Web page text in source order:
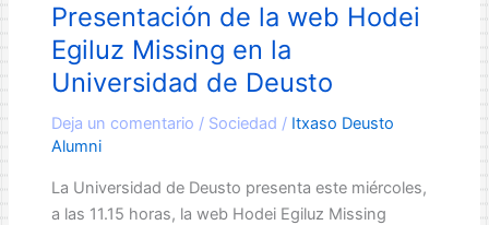
“Comparte
Presentación de la web Hodei
Egiluz Missing en la
Universidad de Deusto
Deja un comentario / Sociedad / Itxaso Deusto
Alumni
La Universidad de Deusto presenta este miércoles,
a las 11.15 horas, la web Hodei Egiluz Missing